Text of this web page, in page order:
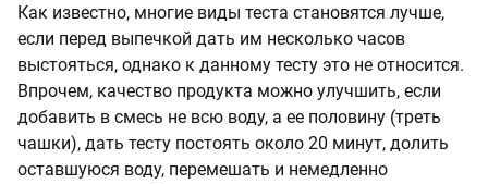
Как известно, многие виды теста становятся лучше,
если перед выпечкой дать им несколько часов
выстояться, однако к данному тесту это не относится.
Впрочем, качество продукта можно улучшить, если
добавить в смесь не всю воду, а ее половину (треть
чашки), дать тесту постоять около 20 минут, долить
оставшуюся воду, перемешать и немедленно